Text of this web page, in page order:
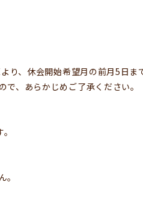
、休会開始希望月の前月5日ま
、あらかじめご了承ください。